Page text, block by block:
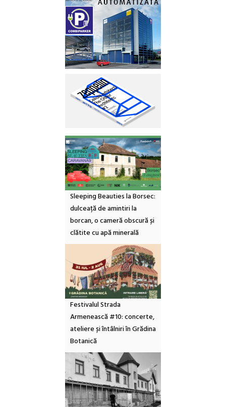
Sleeping Beauties la Borsec:
dulceață de amintiri la
borcan, o cameră obscură și
clătite cu apă minerală
Festivalul Strada
Armenească #10: concerte,
ateliere și întâlniri în Grădina
Botanică